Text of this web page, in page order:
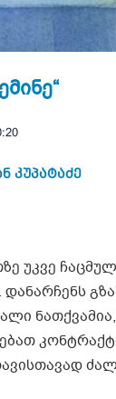
კუპატაძე
უკვე